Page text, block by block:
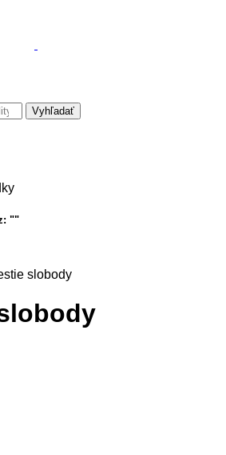
""
slobody